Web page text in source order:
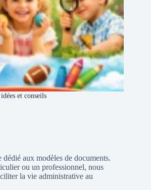
et conseils
aux modèles de documents.
ou un professionnel, nous
la vie administrative au